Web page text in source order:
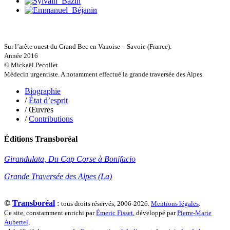
Guillemot Agnès
Guillotel Pierre-Antoine
Hafez Kim
Hardivilliers Albéric d’
Harvey James
Hervouët Tifenn
Houdaille Christophe
Hussain Fawaz
Hussenet Emmanuel
Jacq Marie-Claire
Janichon Gérard
Kerouedan Annie
Klein Julie
Klotz Lætitia
Kotry Jérôme
La Brosse Gaële de
Labouche Didier
Lacarrière Jacques
Sur l’arête ouest du Grand Bec en Vanoise – Savoie (France).
Année 2016
© Mickaël Pecollet
Médecin urgentiste. A notamment effectué la grande traversée des Alpes.
Biographie
/État d’esprit
/ Œuvres
/Contributions
Éditions Transboréal
Girandulata, Du Cap Corse à Bonifacio
Grande Traversée des Alpes (La)
© Transboréal : tous droits réservés, 2006-2026. Mentions légales.
Ce site, constamment enrichi parÉmeric Fisset, développé parPierre-Marie
Aubertel,